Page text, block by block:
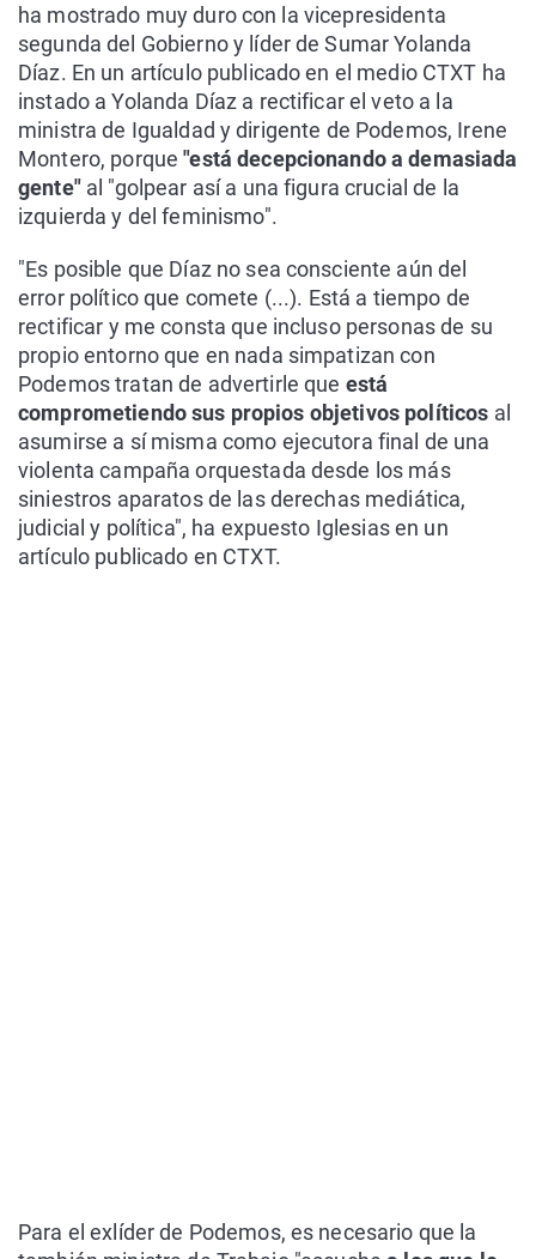
ha mostrado muy duro con la vicepresidenta
segunda del Gobierno y líder de Sumar Yolanda
Díaz. En un artículo publicado en el medio CTXT ha
instado a Yolanda Díaz a rectificar el veto a la
ministra de Igualdad y dirigente de Podemos, Irene
Montero, porque"está decepcionando a demasiada
gente"al "golpear así a una figura crucial de la
izquierda y del feminismo".
"Es posible que Díaz no sea consciente aún del
error político que comete (...). Está a tiempo de
rectificar y me consta que incluso personas de su
propio entorno que en nada simpatizan con
Podemos tratan de advertirle que está
comprometiendo sus propios objetivos políticos al
asumirse a sí misma como ejecutora final de una
violenta campaña orquestada desde los más
siniestros aparatos de las derechas mediática,
judicial y política", ha expuesto Iglesias en un
artículo publicado en CTXT.
Para el exlíder de Podemos, es necesario que la